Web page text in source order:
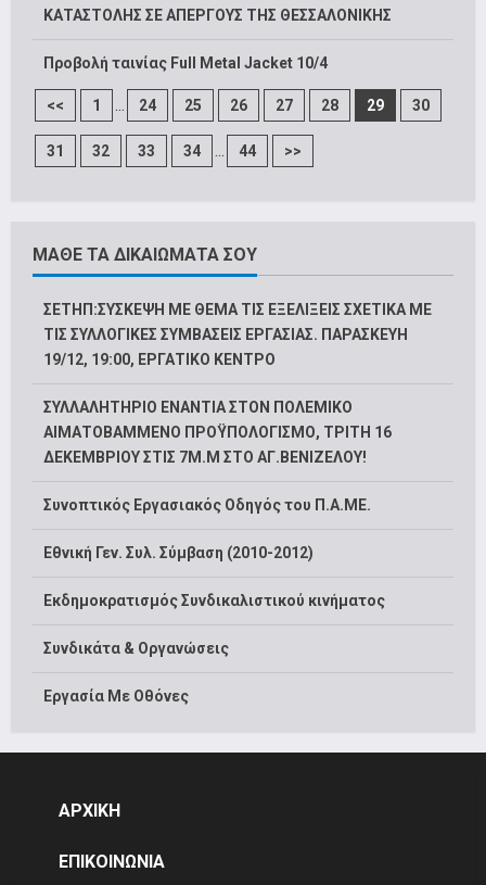
ΚΑΤΑΣΤΟΛΗΣ ΣΕ ΑΠΕΡΓΟΥΣ ΤΗΣ ΘΕΣΣΑΛΟΝΙΚΗΣ
Προβολή ταινίας Full Metal Jacket 10/4
<< 1 24 25 26 27 28 29 30
31 32 33 34 44 >>
ΜΑΘΕ ΤΑ ΔΙΚΑΙΩΜΑΤΑ ΣΟΥ
ΣΕΤΗΠ:ΣΥΣΚΕΨΗ ΜΕ ΘΕΜΑ ΤΙΣ ΕΞΕΛΙΞΕΙΣ ΣΧΕΤΙΚΑ ΜΕ
ΤΙΣ ΣΥΛΛΟΓΙΚΕΣ ΣΥΜΒΑΣΕΙΣ ΕΡΓΑΣΙΑΣ. ΠΑΡΑΣΚΕΥΗ
19/12, 19:00, ΕΡΓΑΤΙΚΟ ΚΕΝΤΡΟ
ΣΥΛΛΑΛΗΤΗΡΙΟ ΕΝΑΝΤΙΑ ΣΤΟΝ ΠΟΛΕΜΙΚΟ
ΑΙΜΑΤΟΒΑΜΜΕΝΟ ΠΡΟΫΠΟΛΟΓΙΣΜΟ, ΤΡΙΤΗ 16
ΔΕΚΕΜΒΡΙΟΥ ΣΤΙΣ 7Μ.Μ ΣΤΟ ΑΓ.ΒΕΝΙΖΕΛΟΥ!
Συνοπτικός Εργασιακός Οδηγός του Π.Α.ΜΕ.
Εθνική Γεν. Συλ. Σύμβαση (2010-2012)
Εκδημοκρατισμός Συνδικαλιστικού κινήματος
Συνδικάτα & Οργανώσεις
Εργασία Με Οθόνες
ΑΡΧΙΚΗ
ΕΠΙΚΟΙΝΩΝΙΑ